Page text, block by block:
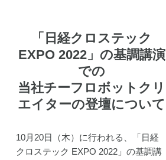
「日経クロステック
EXPO 2022」の基調講演
での
当社チーフロボットクリ
エイターの登壇について
10月20日（木）に行われる、「日経
クロステック EXPO 2022」の基調講